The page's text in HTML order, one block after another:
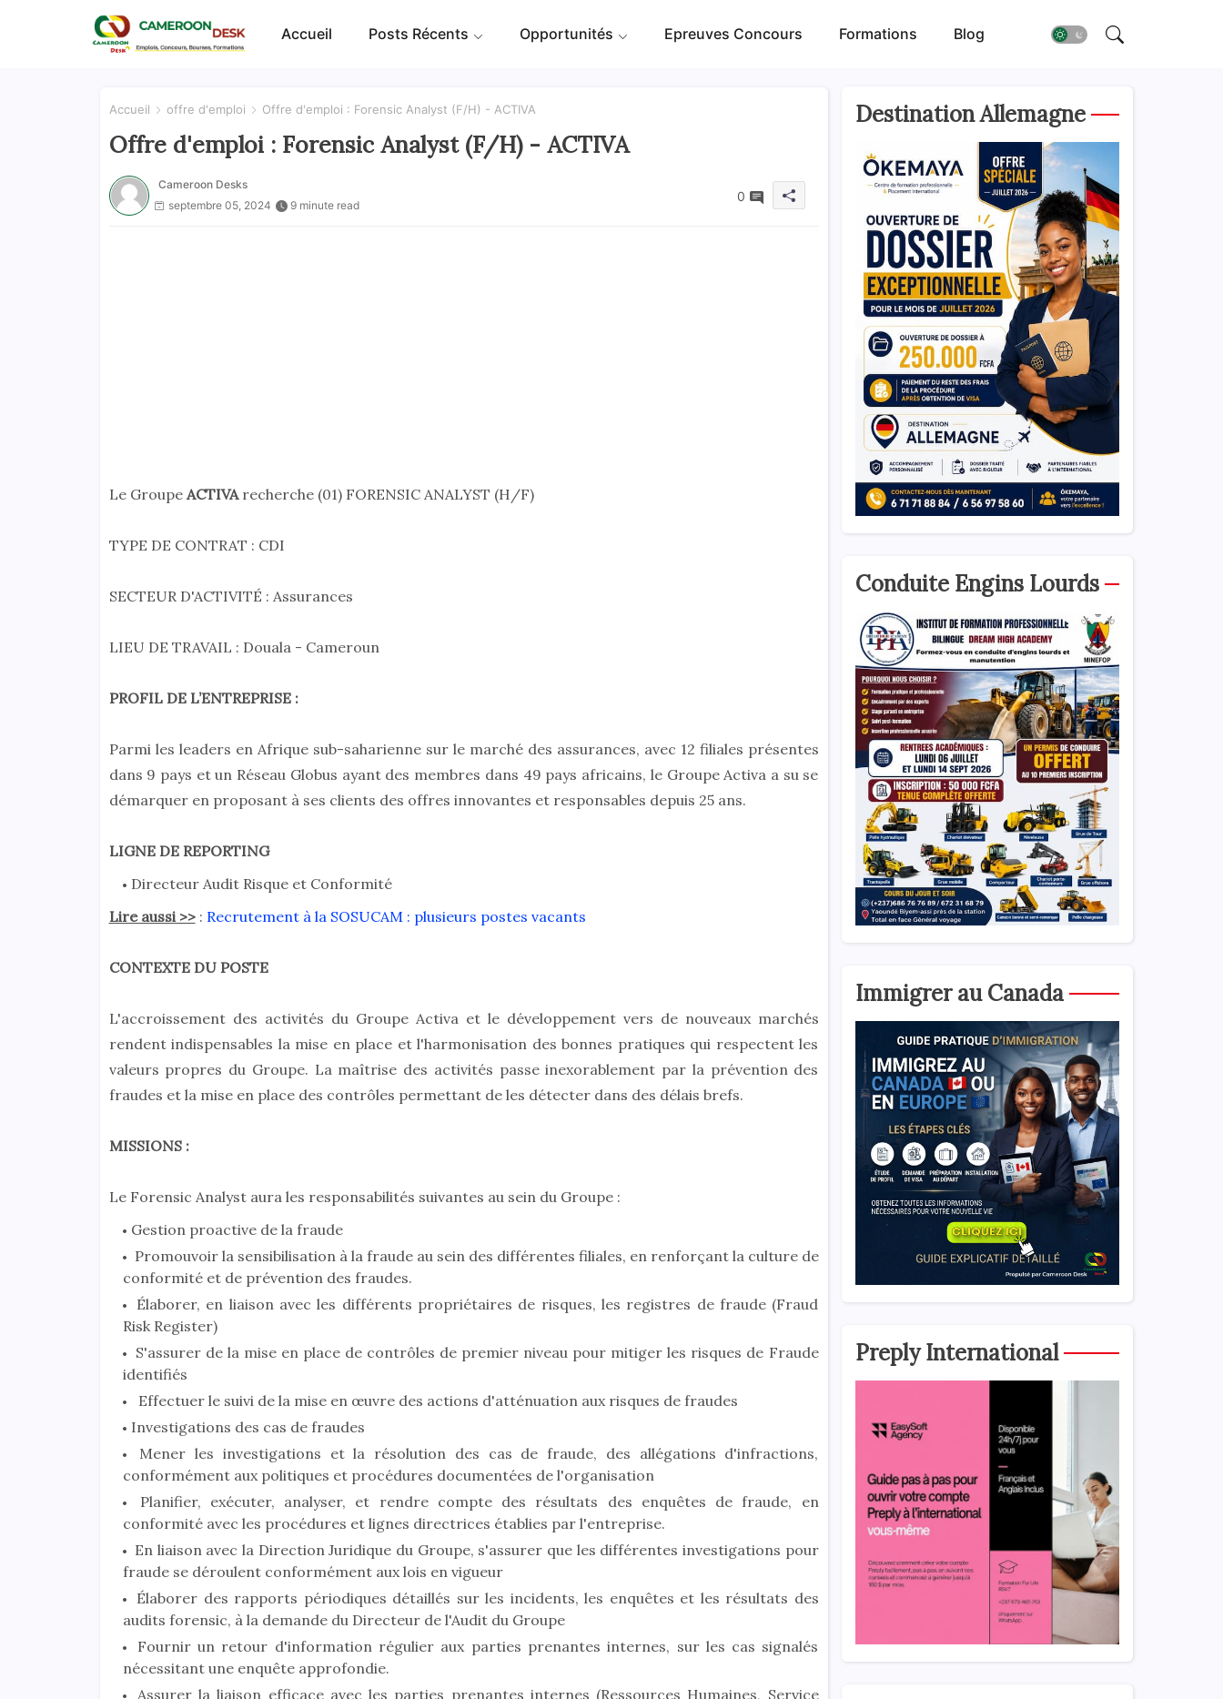
Accueil Posts Récents Opportunités Epreuves Concours Formations Blog
Accueil offre d'emploi Offre d'emploi : Forensic Analyst (F/H) - ACTIVA
Offre d'emploi : Forensic Analyst (F/H) - ACTIVA
Cameroon Desks
septembre 05, 2024
9 minute read
0
Le Groupe ACTIVA recherche (01) FORENSIC ANALYST (H/F)
TYPE DE CONTRAT : CDI
SECTEUR D'ACTIVITÉ : Assurances
LIEU DE TRAVAIL : Douala - Cameroun
PROFIL DE L’ENTREPRISE :
Parmi les leaders en Afrique sub-saharienne sur le marché des assurances, avec 12 filiales présentes
dans 9 pays et un Réseau Globus ayant des membres dans 49 pays africains, le Groupe Activa a su se
démarquer en proposant à ses clients des offres innovantes et responsables depuis 25 ans.
LIGNE DE REPORTING
Directeur Audit Risque et Conformité
Lire aussi >>: Recrutement à la SOSUCAM : plusieurs postes vacants
CONTEXTE DU POSTE
L'accroissement des activités du Groupe Activa et le développement vers de nouveaux marchés
rendent indispensables la mise en place et l'harmonisation des bonnes pratiques qui respectent les
valeurs propres du Groupe. La maîtrise des activités passe inexorablement par la prévention des
fraudes et la mise en place des contrôles permettant de les détecter dans des délais brefs.
MISSIONS :
Le Forensic Analyst aura les responsabilités suivantes au sein du Groupe :
Gestion proactive de la fraude
Promouvoir la sensibilisation à la fraude au sein des différentes filiales, en renforçant la culture de
conformité et de prévention des fraudes.
Élaborer, en liaison avec les différents propriétaires de risques, les registres de fraude (Fraud
Risk Register)
S'assurer de la mise en place de contrôles de premier niveau pour mitiger les risques de Fraude
identifiés
Effectuer le suivi de la mise en œuvre des actions d'atténuation aux risques de fraudes
Investigations des cas de fraudes
Mener les investigations et la résolution des cas de fraude, des allégations d'infractions,
conformément aux politiques et procédures documentées de l'organisation
Planifier, exécuter, analyser, et rendre compte des résultats des enquêtes de fraude, en
conformité avec les procédures et lignes directrices établies par l'entreprise.
En liaison avec la Direction Juridique du Groupe, s'assurer que les différentes investigations pour
fraude se déroulent conformément aux lois en vigueur
Élaborer des rapports périodiques détaillés sur les incidents, les enquêtes et les résultats des
audits forensic, à la demande du Directeur de l'Audit du Groupe
Fournir un retour d'information régulier aux parties prenantes internes, sur les cas signalés
nécessitant une enquête approfondie.
Assurer la liaison efficace avec les parties prenantes internes (Ressources Humaines, Service
Destination Allemagne
Conduite Engins Lourds
Immigrer au Canada
Preply International